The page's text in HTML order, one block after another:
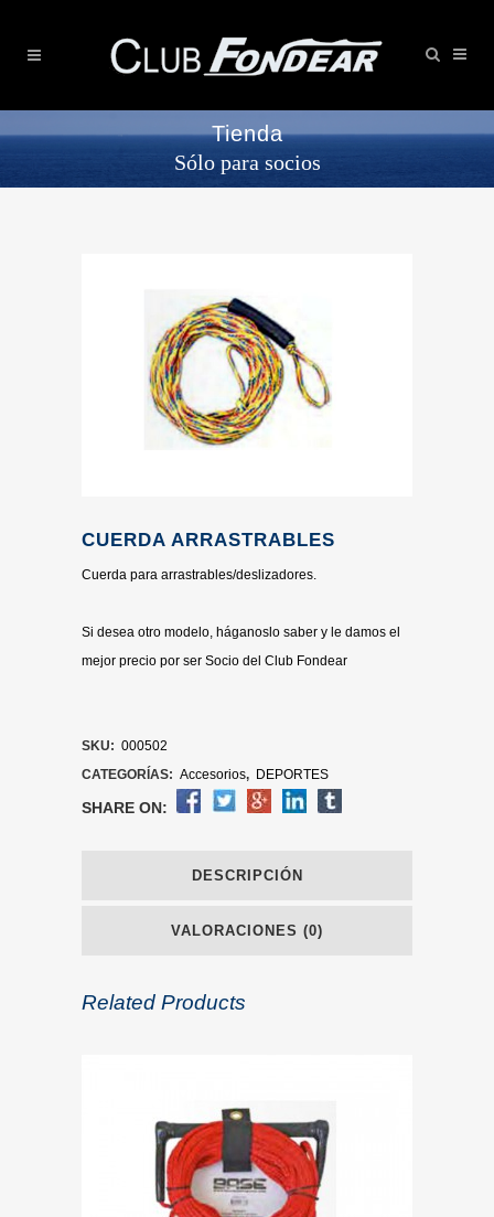
Tienda
Sólo para socios
CUERDA ARRASTRABLES
Cuerda para arrastrables/deslizadores.
Si desea otro modelo, háganoslo saber y le damos el
mejor precio por ser Socio del Club Fondear
SKU: 000502
CATEGORÍAS: Accesorios, DEPORTES
SHARE ON:
DESCRIPCIÓN
VALORACIONES (0)
Related Products